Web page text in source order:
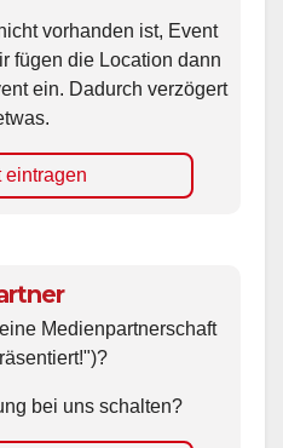
vorhanden ist, Event
fügen die Location dann
ein. Dadurch verzögert
eintragen
Medienpartnerschaft
bei uns schalten?